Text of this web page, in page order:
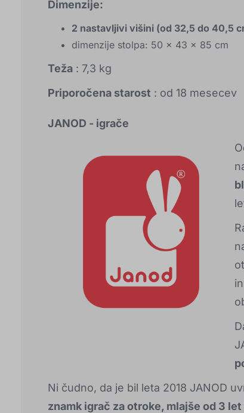
Dimenzije:
2 nastavljivi višini (od 32,5 do 40,5
dimenzije stolpa: 50 x 43 x 85 cm
Teža : 7,3 kg
Priporočena starost : od 18 mesecev
JANOD - igrače
Ni čudno, da je bil leta 2018 JANOD
znamk igrač za otroke, mlajše od 3 let